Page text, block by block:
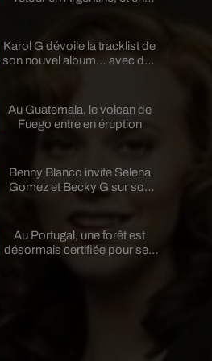
Karol G dévoile la tracklist de
son nouvel album… avec des
Au Guatemala, le volcan de
Fuego entre en éruption
Benny Blanco invite Selena
Gomez et Becky G sur son
Au Portugal, une forêt est
désormais certifiée pour ses